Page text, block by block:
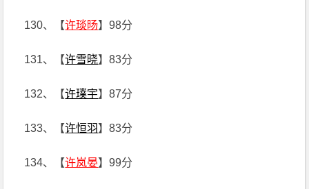
130、【许琰旸】98分
131、【许雪晓】83分
132、【许璞宇】87分
133、【许恒羽】83分
134、【许岚晏】99分